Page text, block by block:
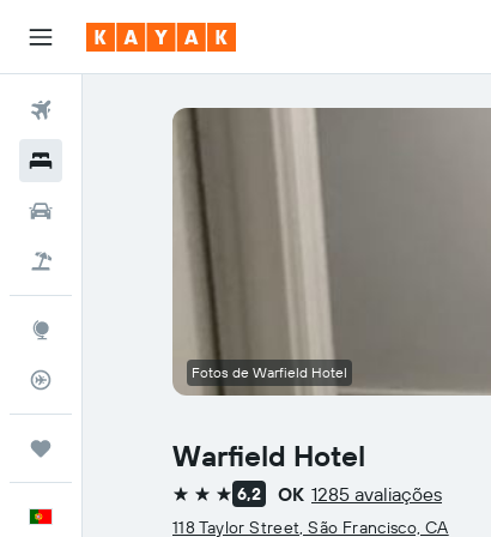
Monitorizador de voos
Warfield Hotel
3 estrelas6,2 OK 1285 avaliações
118 Taylor Street, São Francisco, CA
Fotos de Warfield Hotel